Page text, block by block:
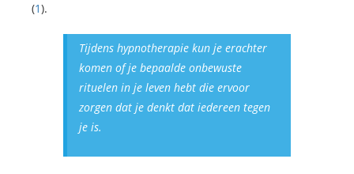
(1).
Tijdens hypnotherapie kun je erachter
komen of je bepaalde onbewuste
rituelen in je leven hebt die ervoor
zorgen dat je denkt dat iedereen tegen
je is.